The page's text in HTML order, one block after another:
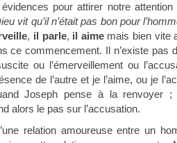
évidences pour attirer notre
vit qu’il n’était pas bon pour
, il parle, il aimemais bien vite
ce commencement. Il n’existe
ou l’émerveillement ou
de l’autre et je l’aime, ou je
Joseph pense à la renvoyer
alors le pas sur l’accusation.
relation amoureuse entre un